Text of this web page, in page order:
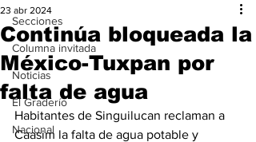
Secciones
Columna invitada
Noticias
El Graderío
Nacional
Continúa bloqueada la
México-Tuxpan por
falta de agua
23 abr 2024
Habitantes de Singuilucan reclaman a
Caasim la falta de agua potable y